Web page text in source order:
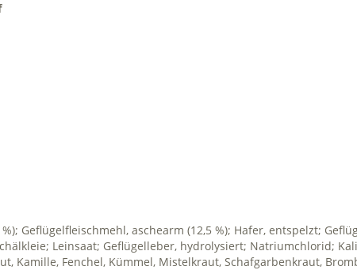
%); Geflügelfleischmehl, aschearm (12,5 %); Hafer, entspelzt;
Leinsaat; Geflügelleber, hydrolysiert; Natriumchlorid;
Kamille, Fenchel, Kümmel, Mistelkraut, Schafgarbenkraut,